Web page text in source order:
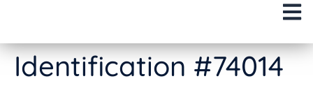
Identification #74014